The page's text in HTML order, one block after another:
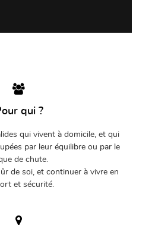
qui ?
qui vivent à domicile, et qui
par leur équilibre ou par le
de chute.
de soi, et continuer à vivre en
et sécurité.